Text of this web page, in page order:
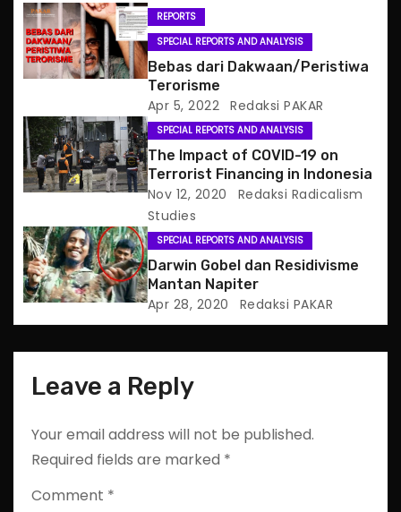
g
a
i
o
REPORTS
SPECIAL REPORTS AND ANALYSIS
Bebas dari Dakwaan/Peristiwa
Terorisme
Apr 5, 2022 Redaksi PAKAR
SPECIAL REPORTS AND ANALYSIS
The Impact of COVID-19 on
Terrorist Financing in Indonesia
Nov 12, 2020
Redaksi Radicalism
Studies
SPECIAL REPORTS AND ANALYSIS
Darwin Gobel dan Residivisme
Mantan Napiter
Apr 28, 2020 Redaksi PAKAR
Leave a Reply
Your email address will not be published.
Required fields are marked *
Comment *